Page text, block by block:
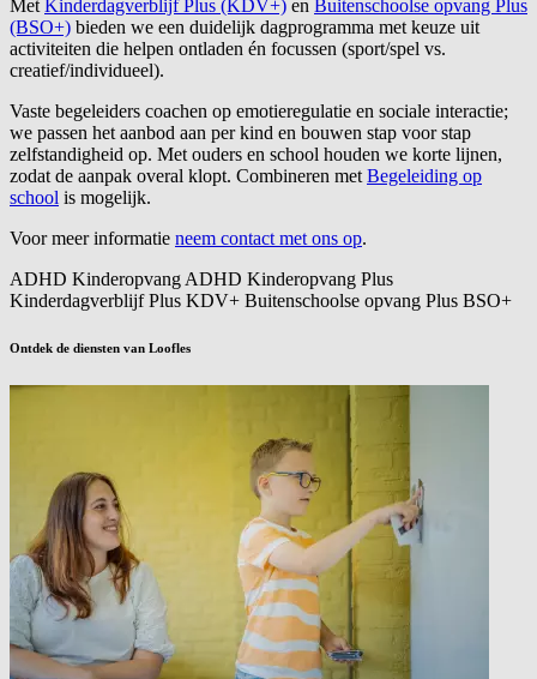
Met Kinderdagverblijf Plus (KDV+) en Buitenschoolse opvang Plus
(BSO+) bieden we een duidelijk dagprogramma met keuze uit
activiteiten die helpen ontladen én focussen (sport/spel vs.
creatief/individueel).
Vaste begeleiders coachen op emotieregulatie en sociale interactie;
we passen het aanbod aan per kind en bouwen stap voor stap
zelfstandigheid op. Met ouders en school houden we korte lijnen,
zodat de aanpak overal klopt. Combineren met Begeleiding op
school is mogelijk.
Voor meer informatie neem contact met ons op.
ADHD Kinderopvang ADHD Kinderopvang Plus
Kinderdagverblijf Plus KDV+ Buitenschoolse opvang Plus BSO+
Ontdek de diensten van Loofles